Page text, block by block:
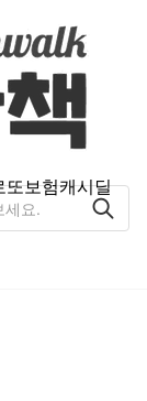
또보험캐시딜